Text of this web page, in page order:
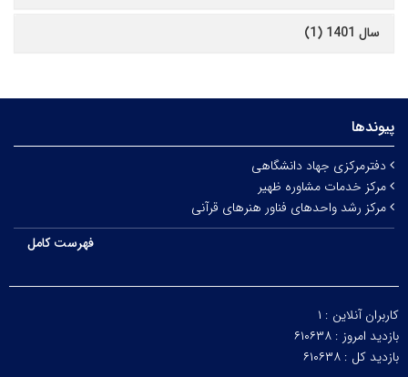
سال 1401 (1)
پیوندها
دفترمرکزی جهاد دانشگاهی
مرکز خدمات مشاوره ظهیر
مرکز رشد واحدهای فناور هنرهای قرآنی
فهرست کامل
کاربران آنلاین : ۱
بازدید امروز : ۶۱۰۶۳۸
بازدید کل : ۶۱۰۶۳۸